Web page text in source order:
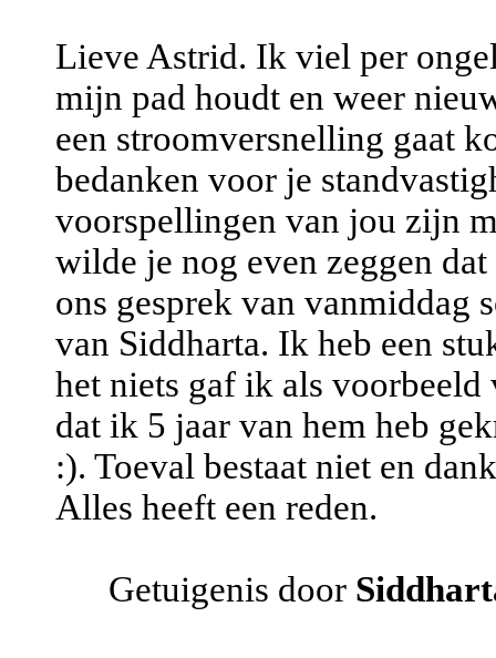
Lieve Astrid. Ik viel per
mijn pad houdt en weer
een stroomversnelling gaat
bedanken voor je
voorspellingen van jou zijn
wilde je nog even zeggen
ons gesprek van vanmiddag
van Siddharta. Ik heb een
het niets gaf ik als voorbeeld
dat ik 5 jaar van hem heb
:). Toeval bestaat niet en
Alles heeft een reden.
Getuigenis door